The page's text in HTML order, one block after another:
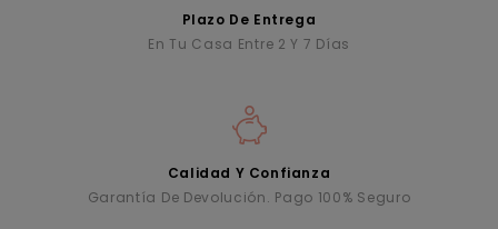
Plazo De Entrega
En Tu Casa Entre 2 Y 7 Días
Calidad Y Confianza
Garantía De Devolución. Pago 100% Seguro